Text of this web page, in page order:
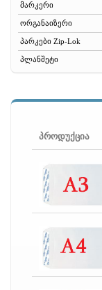
მარკერი
ორგანაიზერი
პარკები Zip-Lok
პლანშეტი
საბუღალტრო
სავიზიტე
სათლელი
საქაღალდე
საშლელი
სახვრეტელა
სკოჩი, სკოჩის
სკრეპი, სკრეპის ჭიქა
პროდუქცია